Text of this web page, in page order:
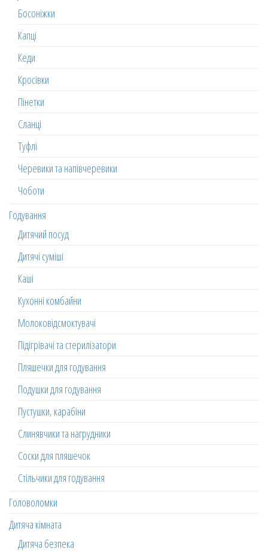
Босоніжки
Капці
Кеди
Кросівки
Пінетки
Сланці
Туфлі
Черевики та напівчеревики
Чоботи
Годування
Дитячий посуд
Дитячі суміші
Каші
Кухонні комбайни
Молоковідсмоктувачі
Підігрівачі та стерилізатори
Пляшечки для годування
Подушки для годування
Пустушки, карабіни
Слинявчики та нагрудники
Соски для пляшечок
Стільчики для годування
Головоломки
Дитяча кімната
Дитяча безпека